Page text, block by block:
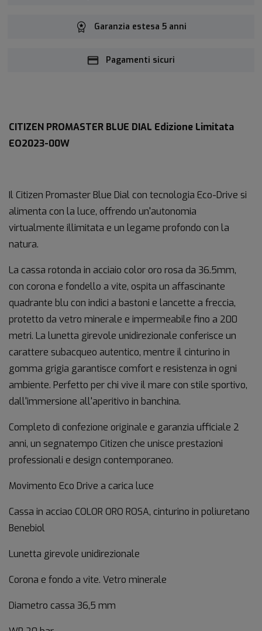
Garanzia estesa 5 anni
Pagamenti sicuri
CITIZEN PROMASTER BLUE DIAL Edizione Limitata
EO2023-00W
Il Citizen Promaster Blue Dial con tecnologia Eco-Drive si
alimenta con la luce, offrendo un'autonomia
virtualmente illimitata e un legame profondo con la
natura.
La cassa rotonda in acciaio color oro rosa da 36.5mm,
con corona e fondello a vite, ospita un affascinante
quadrante blu con indici a bastoni e lancette a freccia,
protetto da vetro minerale e impermeabile fino a 200
metri. La lunetta girevole unidirezionale conferisce un
carattere subacqueo autentico, mentre il cinturino in
gomma grigia garantisce comfort e resistenza in ogni
ambiente. Perfetto per chi vive il mare con stile sportivo,
dall'immersione all'aperitivo in banchina.
Completo di confezione originale e garanzia ufficiale 2
anni, un segnatempo Citizen che unisce prestazioni
professionali e design contemporaneo.
Movimento Eco Drive a carica luce
Cassa in acciao COLOR ORO ROSA, cinturino in poliuretano
Benebiol
Lunetta girevole unidirezionale
Corona e fondo a vite. Vetro minerale
Diametro cassa 36,5 mm